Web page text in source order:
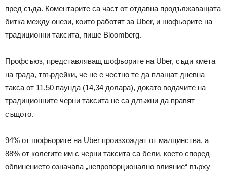
пред съда. Коментарите са част от отдавна продължаващата
битка между онези, които работят за Uber, и шофьорите на
традиционни таксита, пише Bloomberg.
Профсъюз, представляващ шофьорите на Uber, съди кмета
на града, твърдейки, че не е честно те да плащат дневна
такса от 11,50 паунда (14,34 долара), докато водачите на
традиционните черни таксита не са длъжни да правят
същото.
94% от шофьорите на Uber произхождат от малцинства, а
88% от колегите им с черни таксита са бели, което според
обвинението означава „непропорционално влияние“ върху